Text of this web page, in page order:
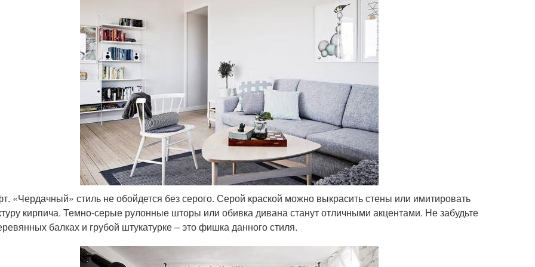
«Чердачный» стиль не обойдется без серого. Серой краской можно выкрасить стены или имитировать
кирпича. Темно-серые рулонные шторы или обивка дивана станут отличными акцентами. Не забудьте
балках и грубой штукатурке – это фишка данного стиля.